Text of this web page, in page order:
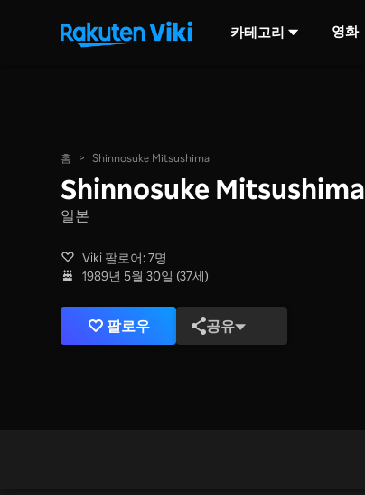
카테고리 영화
홈 > Shinnosuke Mitsushima
Shinnosuke Mitsushima
일본
Viki 팔로어: 7명
1989년 5월 30일 (37세)
팔로우 공유